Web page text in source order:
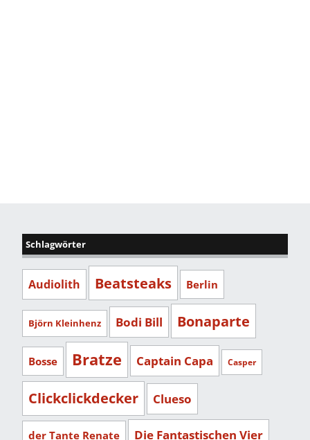
Schlagwörter
Audiolith Beatsteaks Berlin
Björn Kleinhenz Bodi Bill Bonaparte
Bosse Bratze Captain Capa Casper
Clickclickdecker Clueso
der Tante Renate Die Fantastischen Vier